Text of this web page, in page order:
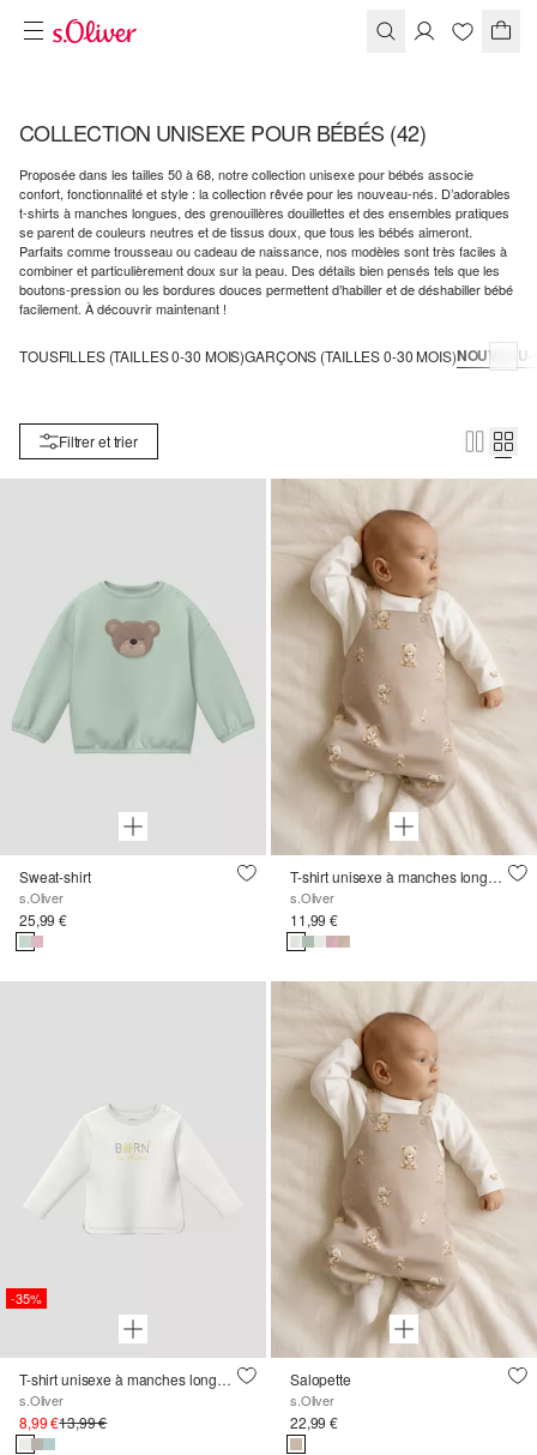
COLLECTION UNISEXE POUR BÉBÉS (42)
Proposée dans les tailles 50 à 68, notre collection unisexe pour bébés associe
confort, fonctionnalité et style : la collection rêvée pour les nouveau-nés. D’adorables
t-shirts à manches longues, des grenouillères douillettes et des ensembles pratiques
se parent de couleurs neutres et de tissus doux, que tous les bébés aimeront.
Parfaits comme trousseau ou cadeau de naissance, nos modèles sont très faciles à
combiner et particulièrement doux sur la peau. Des détails bien pensés tels que les
boutons-pression ou les bordures douces permettent d’habiller et de déshabiller bébé
facilement. À découvrir maintenant !
TOUSFILLES (TAILLES 0-30 MOIS)GARÇONS (TAILLES 0-30 MOIS)
Filtrer et trier
Sweat-shirt
s.Oliver
25,99 €
T-shirt unisexe à manches longues avec imprimé oursons
s.Oliver
11,99 €
-35%
T-shirt unisexe à manches longues avec artwork
s.Oliver
8,99 €13,99 €
Salopette
s.Oliver
22,99 €